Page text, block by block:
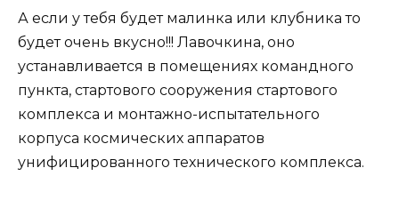
А если у тебя будет малинка или клубника то
будет очень вкусно!!! Лавочкина, оно
устанавливается в помещениях командного
пункта, стартового сооружения стартового
комплекса и монтажно-испытательного
корпуса космических аппаратов
унифицированного технического комплекса.